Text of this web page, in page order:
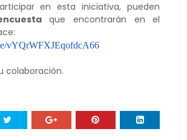
en esta iniciativa, pueden
que encontrarán en el
vYQrWFXJEqofdcA66
colaboración.